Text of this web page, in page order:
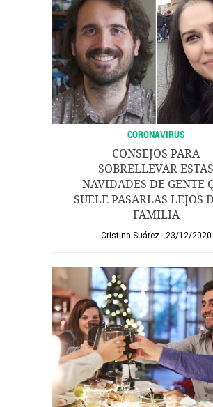
CORONAVIRUS
CONSEJOS PARA
SOBRELLEVAR ESTAS
NAVIDADES DE GENTE
SUELE PASARLAS LEJOS
FAMILIA
Cristina Suárez 23/12/2020